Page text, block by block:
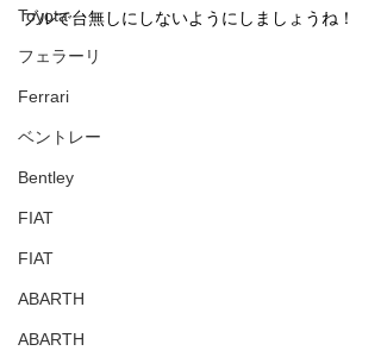
Toyota
フェラーリ
Ferrari
ベントレー
Bentley
FIAT
FIAT
ABARTH
ABARTH
ブルで台無しにしないようにしましょうね！